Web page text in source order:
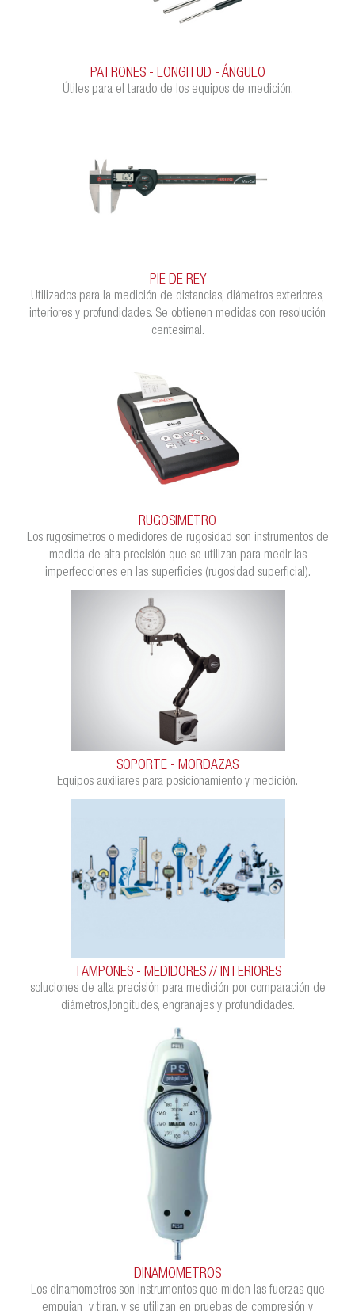
PATRONES - LONGITUD - ÁNGULO
Útiles para el tarado de los equipos de medición.
PIE DE REY
Utilizados para la medición de distancias, diámetros exteriores,
interiores y profundidades. Se obtienen medidas con resolución
centesimal.
RUGOSIMETRO
Los rugosímetros o medidores de rugosidad son instrumentos de
medida de alta precisión que se utilizan para medir las
imperfecciones en las superficies (rugosidad superficial).
SOPORTE - MORDAZAS
Equipos auxiliares para posicionamiento y medición.
TAMPONES - MEDIDORES // INTERIORES
soluciones de alta precisión para medición por comparación de
diámetros,longitudes, engranajes y profundidades.
DINAMOMETROS
Los dinamometros son instrumentos que miden las fuerzas que